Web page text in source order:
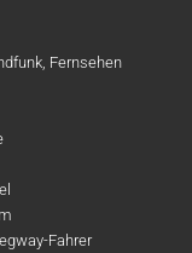
Fernsehen
Fahrer